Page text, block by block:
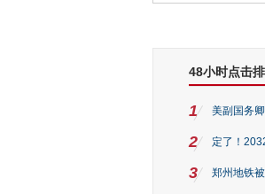
48小时点击
1 美副国务
2 定了！
3 郑州地铁